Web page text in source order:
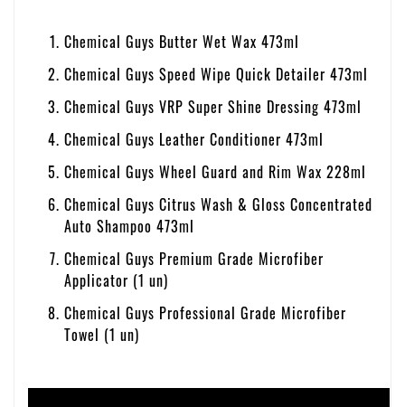
Chemical Guys Butter Wet Wax 473ml
Chemical Guys Speed Wipe Quick Detailer 473ml
Chemical Guys VRP Super Shine Dressing 473ml
Chemical Guys Leather Conditioner 473ml
Chemical Guys Wheel Guard and Rim Wax 228ml
Chemical Guys Citrus Wash & Gloss Concentrated
Auto Shampoo 473ml
Chemical Guys Premium Grade Microfiber
Applicator (1 un)
Chemical Guys Professional Grade Microfiber
Towel (1 un)